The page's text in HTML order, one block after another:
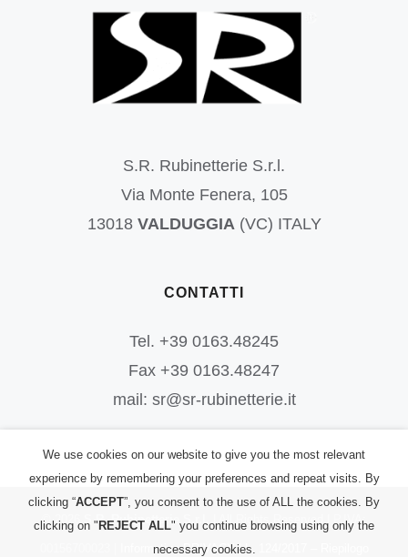
S.R. Rubinetterie S.r.l.
Via Monte Fenera, 105
13018 VALDUGGIA (VC) ITALY
CONTATTI
Tel. +39 0163.48245
Fax +39 0163.48247
mail: sr@sr-rubinetterie.it
© 2026 S.R. Rubinetterie S.r.l. | All Rights Reserved | P.IVA:
Informativa PRIVACY|L. 124/2017 – Riepilogo
We use cookies on our website to give you the most relevant
experience by remembering your preferences and repeat visits. By
clicking “ACCEPT”, you consent to the use of ALL the cookies. By
clicking on " REJECT ALL" you continue browsing using only the
necessary cookies.